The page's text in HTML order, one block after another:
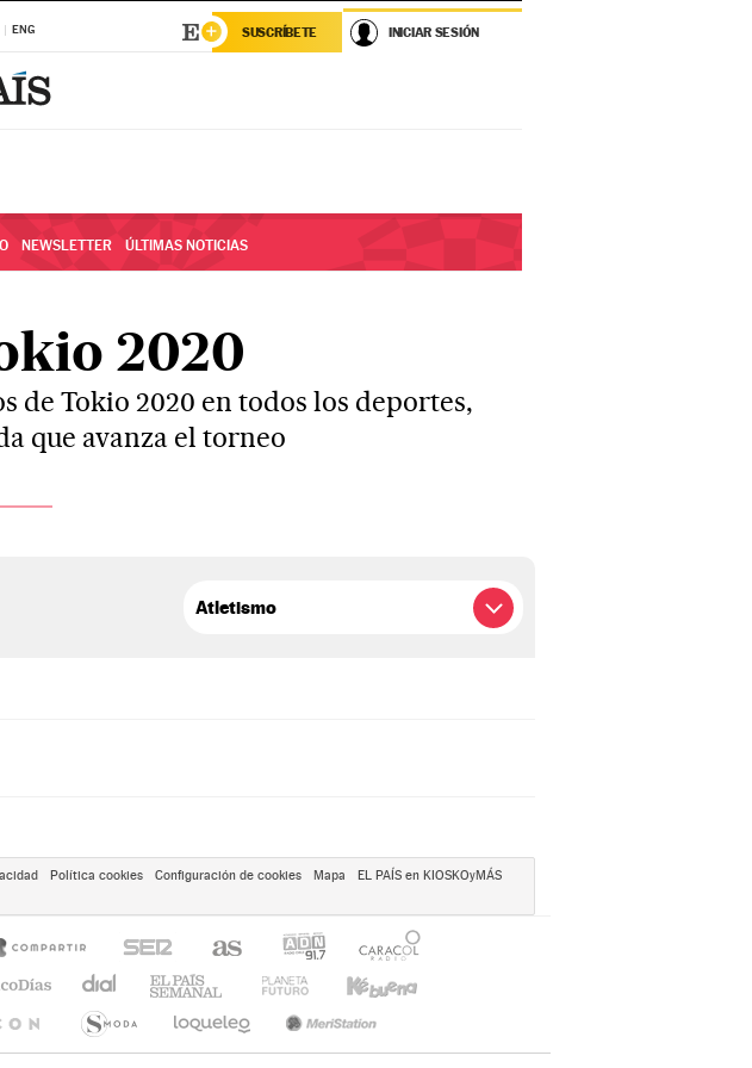
ENG SUSCRÍBETE INICIAR SESIÓN
NEWSLETTER ÚLTIMAS NOTICIAS
2020
de Tokio 2020 en todos los deportes,
que avanza el torneo
Política cookies Configuración de cookies Mapa
EL PAÍS en KIOSKOyMÁS